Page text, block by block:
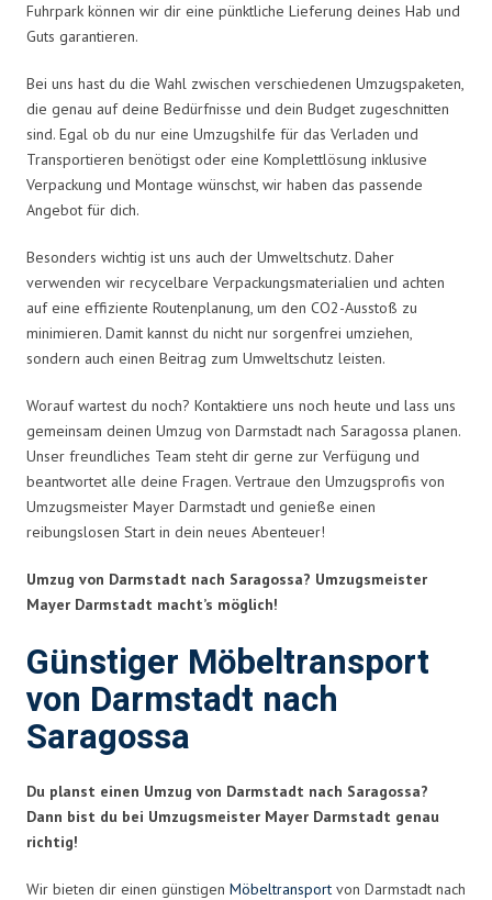
Fuhrpark können wir dir eine pünktliche Lieferung deines Hab und
Guts garantieren.
Bei uns hast du die Wahl zwischen verschiedenen Umzugspaketen,
die genau auf deine Bedürfnisse und dein Budget zugeschnitten
sind. Egal ob du nur eine Umzugshilfe für das Verladen und
Transportieren benötigst oder eine Komplettlösung inklusive
Verpackung und Montage wünschst, wir haben das passende
Angebot für dich.
Besonders wichtig ist uns auch der Umweltschutz. Daher
verwenden wir recycelbare Verpackungsmaterialien und achten
auf eine effiziente Routenplanung, um den CO2-Ausstoß zu
minimieren. Damit kannst du nicht nur sorgenfrei umziehen,
sondern auch einen Beitrag zum Umweltschutz leisten.
Worauf wartest du noch? Kontaktiere uns noch heute und lass uns
gemeinsam deinen Umzug von Darmstadt nach Saragossa planen.
Unser freundliches Team steht dir gerne zur Verfügung und
beantwortet alle deine Fragen. Vertraue den Umzugsprofis von
Umzugsmeister Mayer Darmstadt und genieße einen
reibungslosen Start in dein neues Abenteuer!
Umzug von Darmstadt nach Saragossa? Umzugsmeister
Mayer Darmstadt macht’s möglich!
Günstiger Möbeltransport
von Darmstadt nach
Saragossa
Du planst einen Umzug von Darmstadt nach Saragossa?
Dann bist du bei Umzugsmeister Mayer Darmstadt genau
richtig!
Wir bieten dir einen günstigen Möbeltransport von Darmstadt nach